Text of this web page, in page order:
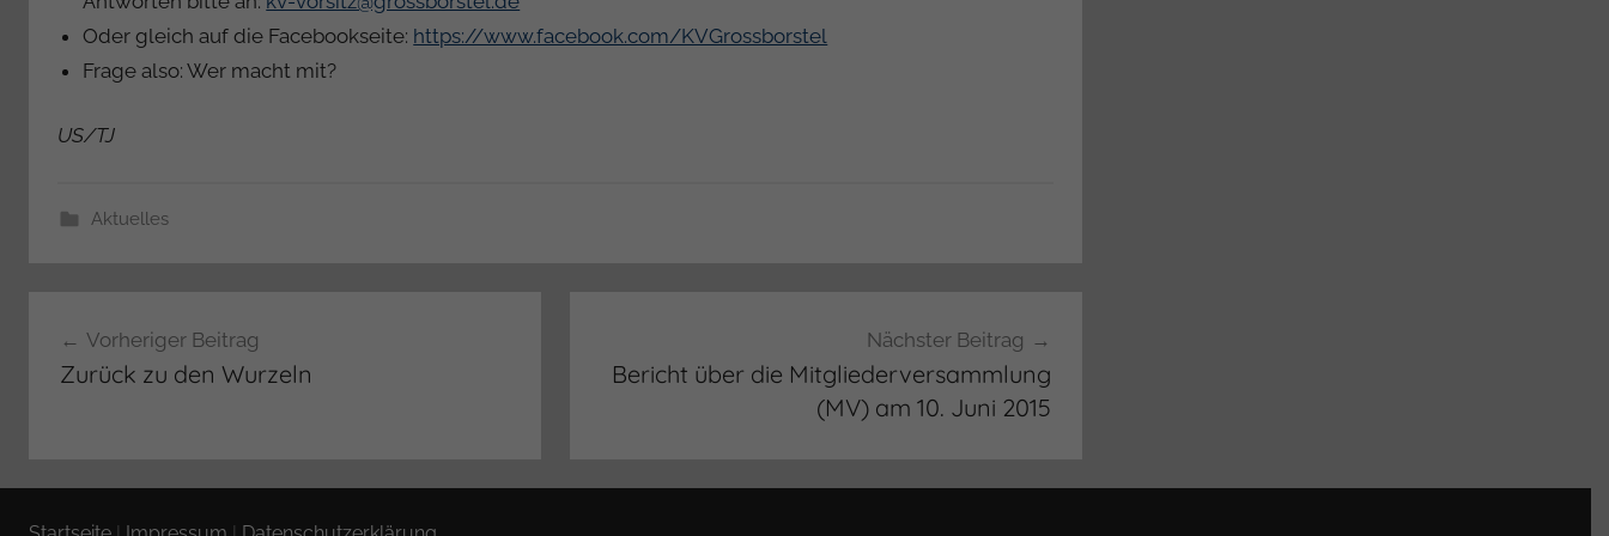
Oder gleich auf die Facebookseite: https://www.facebook.com/KVGrossborstel
Frage also: Wer macht mit?
US/TJ
Aktuelles
Vorheriger Beitrag
Zurück zu den Wurzeln
Nächster Beitrag
Bericht über die Mitgliederversammlung
(MV) am 10. Juni 2015